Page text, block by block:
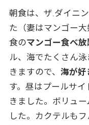
朝食は、ザ.ダイニ
た（妻はマンゴー
食のマンゴー食べ放
ル、海でたくさん
きますので、 海が好
す。昼はプールサイ
きました。ボリュ
した。カクテルもフ